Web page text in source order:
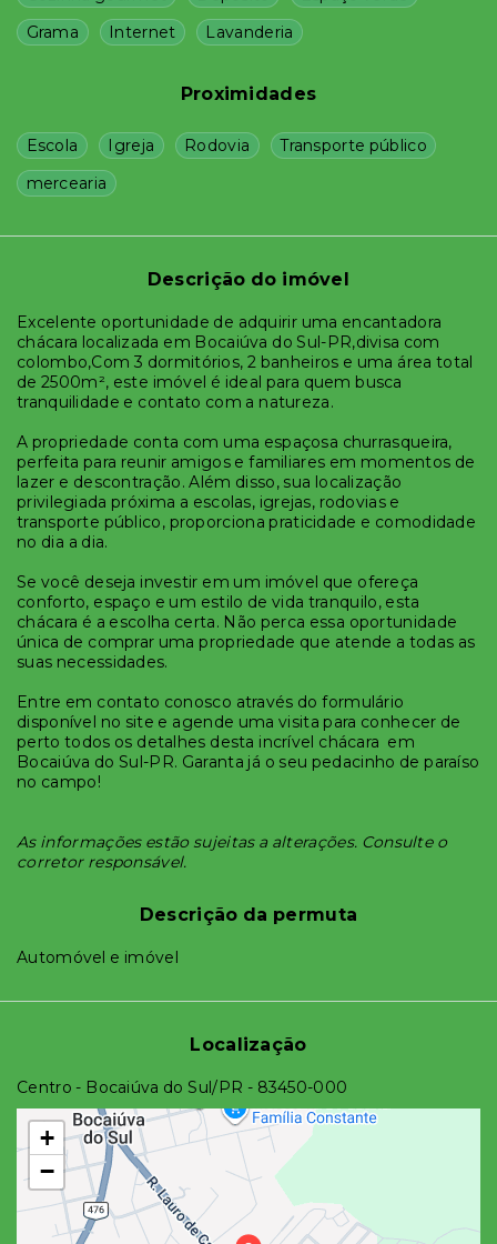
Grama
Internet Lavanderia
Proximidades
Escola Igreja Rodovia
Transporte público
mercearia
Descrição do imóvel
Excelente oportunidade de adquirir uma encantadora
chácara localizada em Bocaiúva do Sul-PR,divisa com
colombo,Com 3 dormitórios, 2 banheiros e uma área total
de 2500m², este imóvel é ideal para quem busca
tranquilidade e contato com a natureza.
A propriedade conta com uma espaçosa churrasqueira,
perfeita para reunir amigos e familiares em momentos de
lazer e descontração. Além disso, sua localização
privilegiada próxima a escolas, igrejas, rodovias e
transporte público, proporciona praticidade e comodidade
no dia a dia.
Se você deseja investir em um imóvel que ofereça
conforto, espaço e um estilo de vida tranquilo, esta
chácara é a escolha certa. Não perca essa oportunidade
única de comprar uma propriedade que atende a todas as
suas necessidades.
Entre em contato conosco através do formulário
disponível no site e agende uma visita para conhecer de
perto todos os detalhes desta incrível chácara em
Bocaiúva do Sul-PR. Garanta já o seu pedacinho de paraíso
no campo!
As informações estão sujeitas a alterações. Consulte o
corretor responsável.
Descrição da permuta
Automóvel e imóvel
Localização
Centro - Bocaiúva do Sul/PR - 83450-000
+
−